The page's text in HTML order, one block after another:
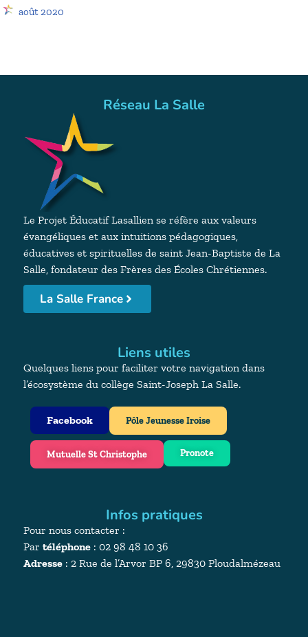
août 2020
Réseau La Salle
Le Projet Éducatif Lasallien se réfère aux valeurs
évangéliques et aux intuitions pédagogiques,
éducatives et spirituelles de saint Jean-Baptiste de La
Salle, fondateur des Frères des Écoles Chrétiennes.
La Salle France
Liens utiles
Quelques liens pour faciliter votre navigation dans
l’écosystème du collège Saint-Joseph La Salle.
Facebook Pôle Jeunesse Iroise
Mutuelle St Christophe Pronote
Infos pratiques
Pour nous contacter :
Par téléphone : 02 98 48 10 36
Adresse : 2 Rue de l’Arvor BP 6, 29830 Ploudalmézeau